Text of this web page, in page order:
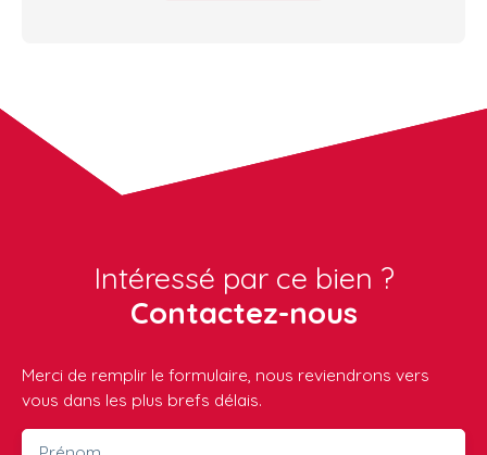
Intéressé par ce bien ?
Contactez-nous
Merci de remplir le formulaire, nous reviendrons vers
vous dans les plus brefs délais.